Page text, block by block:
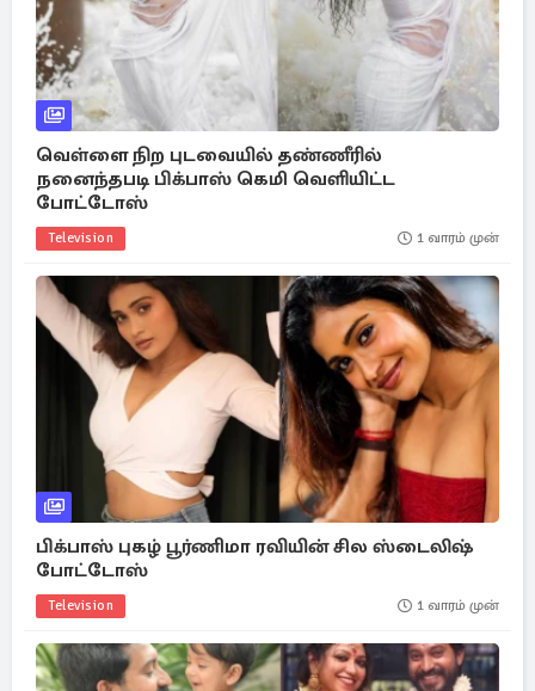
வெள்ளை நிற புடவையில் தண்ணீரில்
நனைந்தபடி பிக்பாஸ் கெமி வெளியிட்ட
போட்டோஸ்
Television 1 வாரம் முன்
பிக்பாஸ் புகழ் பூர்ணிமா ரவியின் சில ஸ்டைலிஷ்
போட்டோஸ்
Television 1 வாரம் முன்